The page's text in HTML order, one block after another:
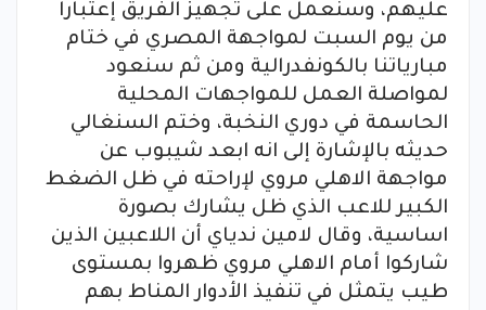
عليهم، وسنعمل على تجهيز الفريق إعتبارا
من يوم السبت لمواجهة المصري في ختام
مبارياتنا بالكونفدرالية ومن ثم سنعود
لمواصلة العمل للمواجهات المحلية
الحاسمة في دوري النخبة، وختم السنغالي
حديثه بالإشارة إلى انه ابعد شيبوب عن
مواجهة الاهلي مروي لإراحته في ظل الضغط
الكبير للاعب الذي ظل يشارك بصورة
اساسية، وقال لامين ندياي أن اللاعبين الذين
شاركوا أمام الاهلي مروي ظهروا بمستوى
طيب يتمثل في تنفيذ الأدوار المناط بهم